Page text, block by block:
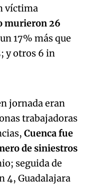
víctima
murieron 26
17% más que
y otros 6 in
jornada eran
trabajadoras
Cuenca fue
de siniestros
seguida de
4, Guadalajara